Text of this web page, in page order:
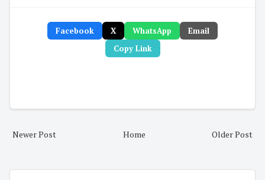
Facebook X WhatsApp
Email
Copy Link
Newer Post Older Post
Home